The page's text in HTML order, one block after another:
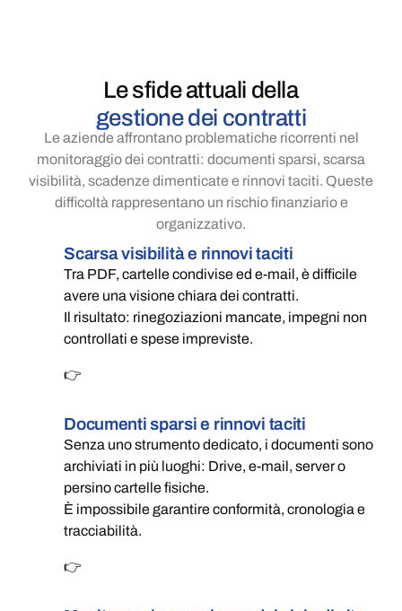
Le sfide attuali della
gestione dei contratti
Le aziende affrontano problematiche ricorrenti nel
monitoraggio dei contratti: documenti sparsi, scarsa
visibilità, scadenze dimenticate e rinnovi taciti. Queste
difficoltà rappresentano un rischio finanziario e
organizzativo.
Scarsa visibilità e rinnovi taciti
Tra PDF, cartelle condivise ed e-mail, è difficile
avere una visione chiara dei contratti.
Il risultato: rinegoziazioni mancate, impegni non
controllati e spese impreviste.
👉
Documenti sparsi e rinnovi taciti
Senza uno strumento dedicato, i documenti sono
archiviati in più luoghi: Drive, e-mail, server o
persino cartelle fisiche.
È impossibile garantire conformità, cronologia e
tracciabilità.
👉